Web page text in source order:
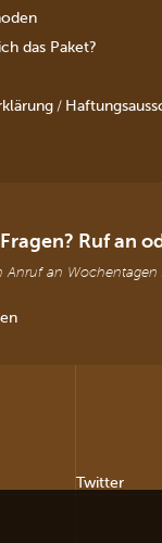
das Paket?
/
Ruf an
Anruf an
Twitter